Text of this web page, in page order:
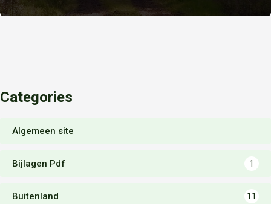
Categories
Algemeen site
Bijlagen Pdf 1
Buitenland 11